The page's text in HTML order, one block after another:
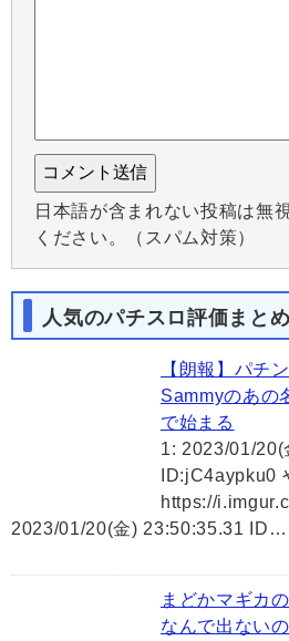
日本語が含まれない投稿は無
ください。（スパム対策）
人気のパチスロ評価まとめ
【朗報】パチ
Sammyのあの
で始まる
1: 2023/01/
ID:jC4aypku0
https://
2023/01/20(金) 23:50:35.31 ID…
まどかマギカ
なんで出ないの